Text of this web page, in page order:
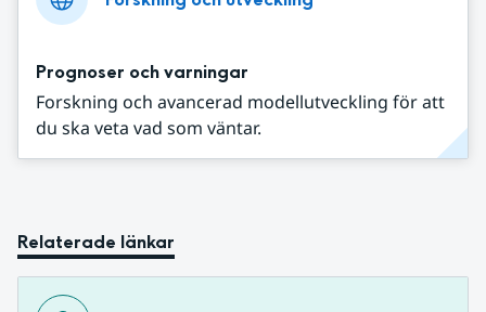
Prognoser och varningar
Forskning och avancerad modellutveckling för att
du ska veta vad som väntar.
Relaterade länkar